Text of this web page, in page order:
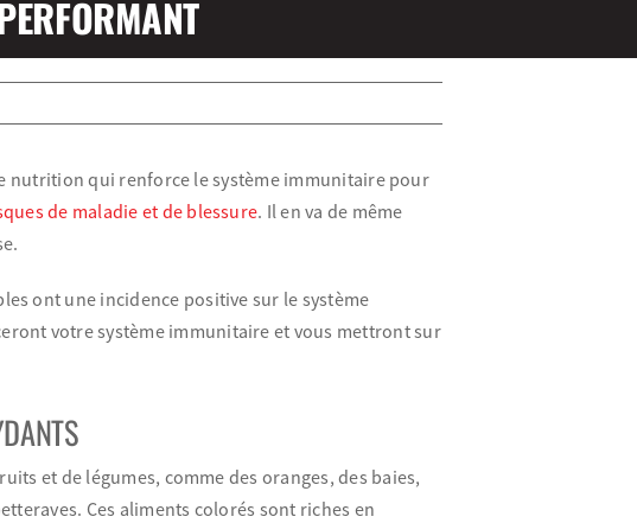
nutrition qui renforce le système immunitaire pour
de maladie et de blessure. Il en va de même
ont une incidence positive sur le système
votre système immunitaire et vous mettront sur
et de légumes, comme des oranges, des baies,
Ces aliments colorés sont riches en